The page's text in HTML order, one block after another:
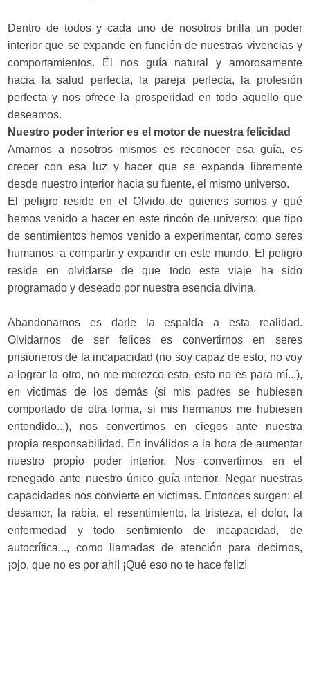
Dentro de todos y cada uno de nosotros brilla un poder
interior que se expande en función de nuestras vivencias y
comportamientos. Él nos guía natural y amorosamente
hacia la salud perfecta, la pareja perfecta, la profesión
perfecta y nos ofrece la prosperidad en todo aquello que
deseamos.
Nuestro poder interior es el motor de nuestra felicidad
Amarnos a nosotros mismos es reconocer esa guía, es
crecer con esa luz y hacer que se expanda libremente
desde nuestro interior hacia su fuente, el mismo universo.
El peligro reside en el Olvido de quienes somos y qué
hemos venido a hacer en este rincón de universo; que tipo
de sentimientos hemos venido a experimentar, como seres
humanos, a compartir y expandir en este mundo. El peligro
reside en olvidarse de que todo este viaje ha sido
programado y deseado por nuestra esencia divina.
Abandonarnos es darle la espalda a esta realidad.
Olvidarnos de ser felices es convertirnos en seres
prisioneros de la incapacidad (no soy capaz de esto, no voy
a lograr lo otro, no me merezco esto, esto no es para mí...),
en victimas de los demás (si mis padres se hubiesen
comportado de otra forma, si mis hermanos me hubiesen
entendido...), nos convertimos en ciegos ante nuestra
propia responsabilidad. En inválidos a la hora de aumentar
nuestro propio poder interior. Nos convertimos en el
renegado ante nuestro único guía interior. Negar nuestras
capacidades nos convierte en victimas. Entonces surgen: el
desamor, la rabia, el resentimiento, la tristeza, el dolor, la
enfermedad y todo sentimiento de incapacidad, de
autocrítica..., como llamadas de atención para decirnos,
¡ojo, que no es por ahí! ¡Qué eso no te hace feliz!